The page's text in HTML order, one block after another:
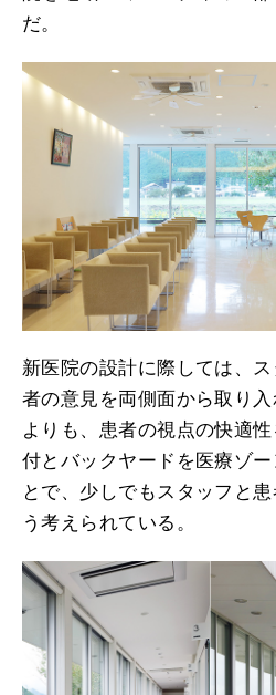
だ。
新医院の設計に際しては、
者の意見を両側面から取り
よりも、患者の視点の快適
付とバックヤードを医療ゾ
とで、少しでもスタッフと
う考えられている。